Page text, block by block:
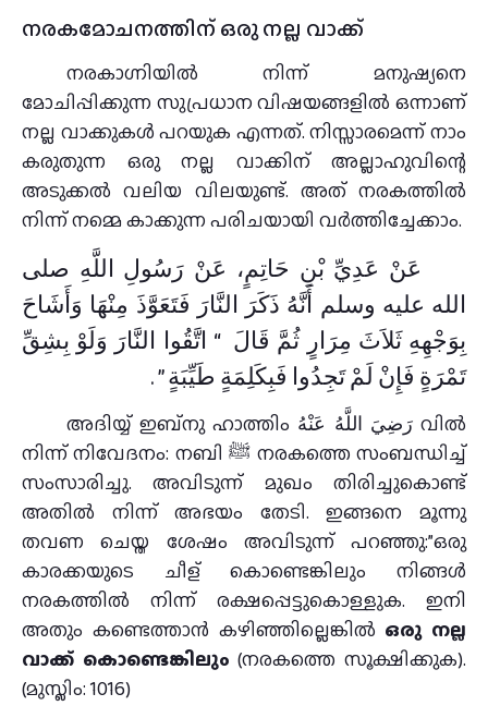
നരകമോചനത്തിന് ഒരു നല്ല വാക്ക്
നരകാഗ്നിയിൽ നിന്ന് മനുഷ്യനെ
മോചിപ്പിക്കുന്ന സുപ്രധാന വിഷയങ്ങളിൽ ഒന്നാണ്
നല്ല വാക്കുകൾ പറയുക എന്നത്. നിസ്സാരമെന്ന് നാം
കരുതുന്ന ഒരു നല്ല വാക്കിന് അല്ലാഹുവിന്റെ
അടുക്കൽ വലിയ വിലയുണ്ട്. അത് നരകത്തിൽ
നിന്ന് നമ്മെ കാക്കുന്ന പരിചയായി വർത്തിച്ചേക്കാം.
عَنْ عَدِيِّ بْنِ حَاتِمٍ، عَنْ رَسُولِ اللَّهِ صلى
الله عليه وسلم أَنَّهُ ذَكَرَ النَّارَ فَتَعَوَّذَ مِنْهَا وَأَشَاحَ
بِوَجْهِهِ ثَلاَثَ مِرَارٍ ثُمَّ قَالَ ‏ “‏ اتَّقُوا النَّارَ وَلَوْ بِشِقِّ
تَمْرَةٍ فَإِنْ لَمْ تَجِدُوا فَبِكَلِمَةٍ طَيِّبَةٍ ‏”‏ ‏.‏
അദിയ്യ് ഇബ്നു ഹാത്തിം رَضِيَ اللَّهُ عَنْهُ വിൽ
നിന്ന് നിവേദനം: നബി ﷺ നരകത്തെ സംബന്ധിച്ച്
സംസാരിച്ചു. അവിടുന്ന് മുഖം തിരിച്ചുകൊണ്ട്
അതിൽ നിന്ന് അഭയം തേടി. ഇങ്ങനെ മൂന്നു
തവണ ചെയ്ത ശേഷം അവിടുന്ന് പറഞ്ഞു:”ഒരു
കാരക്കയുടെ ചീള് കൊണ്ടെങ്കിലും നിങ്ങൾ
നരകത്തിൽ നിന്ന് രക്ഷപ്പെട്ടുകൊള്ളുക. ഇനി
അതും കണ്ടെത്താൻ കഴിഞ്ഞില്ലെങ്കിൽ ഒരു നല്ല
വാക്ക് കൊണ്ടെങ്കിലും (നരകത്തെ സൂക്ഷിക്കുക).
(മുസ്ലിം: 1016)